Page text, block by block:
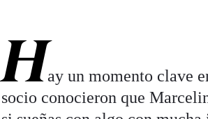
Hay un momento clave
socio conocieron que